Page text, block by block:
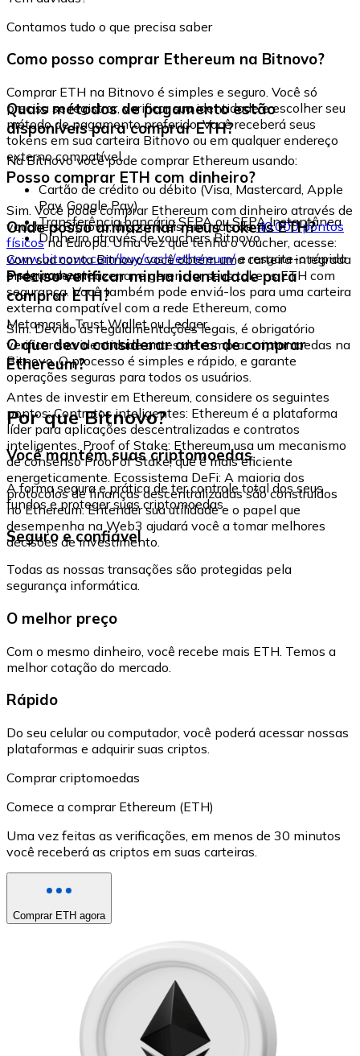
Contamos tudo o que precisa saber
Como posso comprar Ethereum na Bitnovo?
Comprar ETH na Bitnovo é simples e seguro. Você só
precisa se registrar, verificar sua identidade e escolher seu
método de pagamento preferido. Você receberá seus
tokens em sua carteira Bitnovo ou em qualquer endereço
externo compatível.
Quais métodos de pagamento estão
disponíveis para comprar ETH?
Na Bitnovo você pode comprar Ethereum usando:
Cartão de crédito ou débito (Visa, Mastercard, Apple
Pay, Google Pay)
Transferência bancária SEPA ou SEPA Instantânea
Dinheiro através de vouchers Bitnovo
Posso comprar ETH com dinheiro?
Sim. Você pode comprar Ethereum com dinheiro através de
vouchers Bitnovo, disponíveis em mais de40.000 pontos
físicosna Europa. Uma vez que tenha o voucher, acesse:
www.bitnovo.com/buy/cash/ethereum/e resgate-o rápida
e seguramente.
Onde posso armazenar meus tokens ETH?
Com sua conta Bitnovo você obtém uma carteira integrada
onde pode armazenar e gerenciar seus tokens ETH com
segurança. Você também pode enviá-los para uma carteira
externa compatível com a rede Ethereum, como
Metamask, Trust Wallet ou Ledger.
Preciso verificar minha identidade para
comprar ETH?
Sim. Devido às regulamentações legais, é obrigatório
verificar sua identidade antes de comprar criptomoedas na
Bitnovo. O processo é simples e rápido, e garante
operações seguras para todos os usuários.
O que devo considerar antes de comprar
Ethereum?
Antes de investir em Ethereum, considere os seguintes
pontos: Contratos inteligentes: Ethereum é a plataforma
líder para aplicações descentralizadas e contratos
inteligentes. Proof of Stake: Ethereum usa um mecanismo
de consenso Proof of Stake, que é mais eficiente
energeticamente. Ecossistema DeFi: A maioria dos
protocolos de finanças descentralizadas são construídos
no Ethereum. Entender sua utilidade e o papel que
desempenha na Web3 ajudará você a tomar melhores
decisões de investimento.
Por que Bitnovo?
Você mantém suas criptomoedas
A forma segura e prática de ter controle total dos seus
fundos e proteger suas criptomoedas.
Seguro e confiável
Todas as nossas transações são protegidas pela
segurança informática.
O melhor preço
Com o mesmo dinheiro, você recebe mais ETH. Temos a
melhor cotação do mercado.
Rápido
Do seu celular ou computador, você poderá acessar nossas
plataformas e adquirir suas criptos.
Comprar criptomoedas
Comece a comprar Ethereum (ETH)
Uma vez feitas as verificações, em menos de 30 minutos
você receberá as criptos em suas carteiras.
Comprar ETH agora